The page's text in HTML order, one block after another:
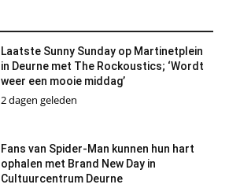
Laatste Sunny Sunday op Martinetplein
in Deurne met The Rockoustics; ‘Wordt
weer een mooie middag’
2 dagen geleden
Fans van Spider-Man kunnen hun hart
ophalen met Brand New Day in
Cultuurcentrum Deurne